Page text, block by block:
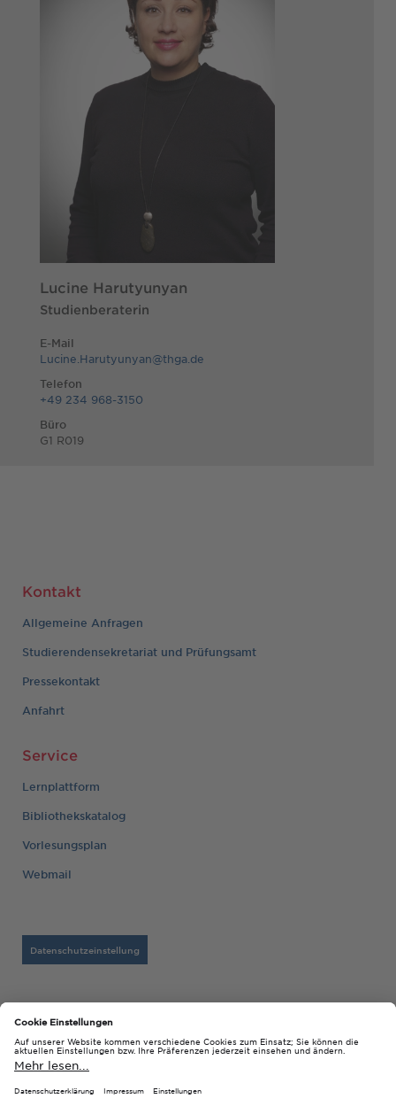
Lucine Harutyunyan
Studienberaterin
E-Mail
Lucine.Harutyunyan@thga.de
Telefon
+49 234 968-3150
Büro
G1 R019
Kontakt
Allgemeine Anfragen
Studierendensekretariat und Prüfungsamt
Pressekontakt
Anfahrt
Service
Lernplattform
Bibliothekskatalog
Vorlesungsplan
Webmail
Datenschutzeinstellung